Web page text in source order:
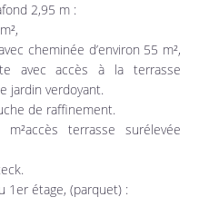
2,95 m :
cheminée d’environ 55 m²,
avec accès à la terrasse
jardin verdoyant.
de raffinement.
terrasse surélevée
1er étage, (parquet) :